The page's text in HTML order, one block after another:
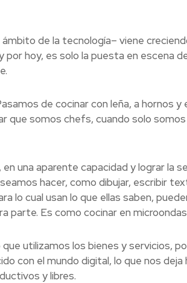
de la tecnología– viene
hoy, es solo la puesta en escena
de cocinar con leña, a hornos
que somos chefs, cuando solo
una aparente capacidad y lograr la
hacer, como dibujar, escribir
lo cual usan lo que ellas saben,
parte. Es como cocinar en
utilizamos los bienes y servicios,
con el mundo digital, lo que nos deja
y libres.